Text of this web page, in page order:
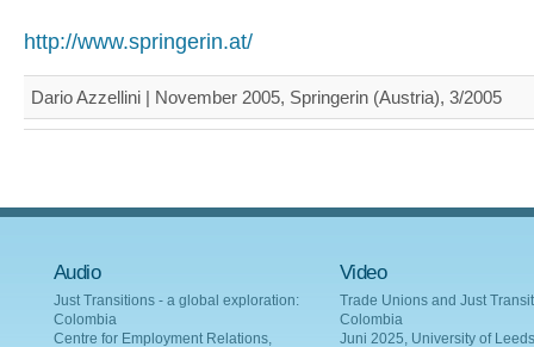
http://www.springerin.at/
Dario Azzellini | November 2005, Springerin (Austria), 3/2005
Audio
Just Transitions - a global exploration:
Colombia
Centre for Employment Relations,
Video
Trade Unions and Just
Colombia
Juni 2025, University of Leeds